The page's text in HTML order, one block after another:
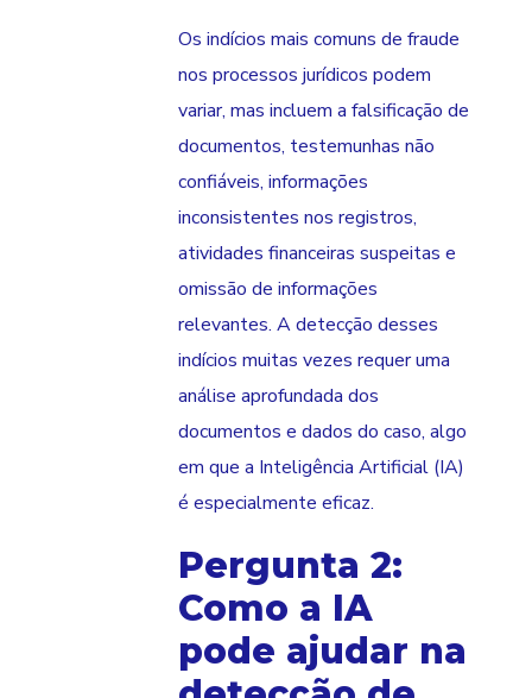
Os indícios mais comuns de fraude
nos processos jurídicos podem
variar, mas incluem a falsificação de
documentos, testemunhas não
confiáveis, informações
inconsistentes nos registros,
atividades financeiras suspeitas e
omissão de informações
relevantes. A detecção desses
indícios muitas vezes requer uma
análise aprofundada dos
documentos e dados do caso, algo
em que a Inteligência Artificial (IA)
é especialmente eficaz.
Pergunta 2:
Como a IA
pode ajudar na